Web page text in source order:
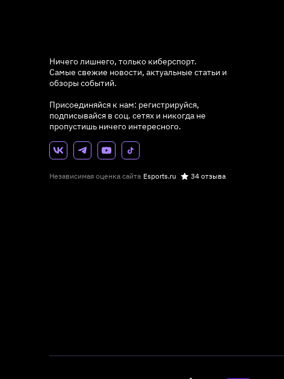
Ничего лишнего, только киберспорт.
Самые свежие новости, актуальные статьи и
обзоры событий.
Присоединяйся к нам: регистрируйся,
подписывайся в соц. сетях и никогда не
пропустишь ничего интересного.
Независимая оценка сайта Esports.ru 34 отзыва